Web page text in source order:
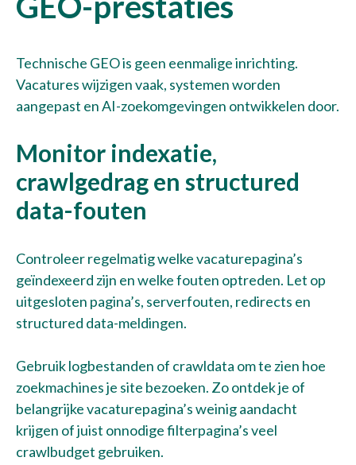
Technische GEO is geen eenmalige inrichting.
Vacatures wijzigen vaak, systemen worden
aangepast en AI-zoekomgevingen ontwikkelen door.
Monitor indexatie,
crawlgedrag en structured
data-fouten
Controleer regelmatig welke vacaturepagina’s
geïndexeerd zijn en welke fouten optreden. Let op
uitgesloten pagina’s, serverfouten, redirects en
structured data-meldingen.
Gebruik logbestanden of crawldata om te zien hoe
zoekmachines je site bezoeken. Zo ontdek je of
belangrijke vacaturepagina’s weinig aandacht
krijgen of juist onnodige filterpagina’s veel
crawlbudget gebruiken.